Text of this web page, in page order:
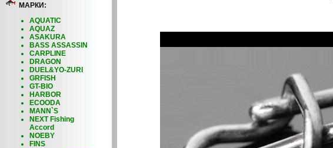
МАРКИ:
AQUATIC
AQUAZ
ASAKURA
BASS ASSASSIN
CARPLINE
DRAGON
DUEL&YO-ZURI
GRFISH
GT-BIO
HARBOR
ECOODA
MANN`S
NEXT Fishing
Accord
NOEBY
FINS